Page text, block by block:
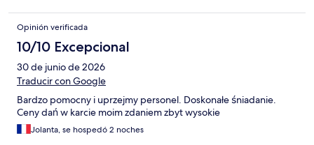
a great place to just relax for a few days. We ended up
extending our stay for another night as we liked it si much here.
Opinión verificada
10/10 Excepcional
30 de junio de 2026
Traducir con Google
Bardzo pomocny i uprzejmy personel. Doskonałe śniadanie.
Ceny dań w karcie moim zdaniem zbyt wysokie
Jolanta, se hospedó 2 noches